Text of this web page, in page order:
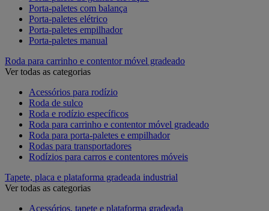
Porta-paletes com balança
Porta-paletes elétrico
Porta-paletes empilhador
Porta-paletes manual
Roda para carrinho e contentor móvel gradeado
Ver todas as categorias
Acessórios para rodízio
Roda de sulco
Roda e rodízio específicos
Roda para carrinho e contentor móvel gradeado
Roda para porta-paletes e empilhador
Rodas para transportadores
Rodízios para carros e contentores móveis
Tapete, placa e plataforma gradeada industrial
Ver todas as categorias
Acessórios, tapete e plataforma gradeada